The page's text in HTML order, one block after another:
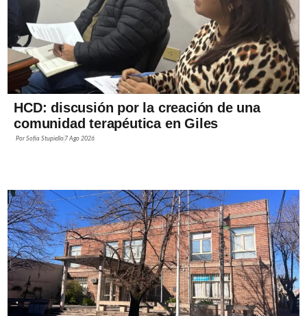
HCD: discusión por la creación de una
comunidad terapéutica en Giles
PorSofía Stupiello 7 Ago 2026